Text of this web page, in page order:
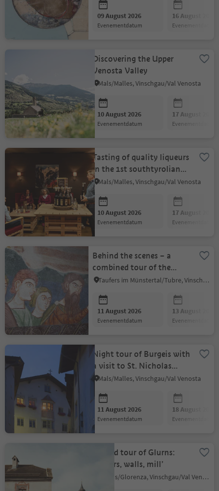
09 August 2026
evenementdatum
16 August 2026
evenementdatum
Discovering the Upper
Venosta Valley
Mals/Malles, Vinschgau/Val Venosta
10 August 2026
evenementdatum
17 August 2026
evenementdatum
Tasting of quality liqueurs
in the 1st southtyrolian
organic quality distillery
Mals/Malles, Vinschgau/Val Venosta
10 August 2026
evenementdatum
17 August 2026
evenementdatum
Behind the scenes – a
combined tour of the
central apse and the
Taufers im Münstertal/Tubre, Vinschgau/Val Venosta
11 August 2026
evenementdatum
13 August 2026
evenementdatum
Night tour of Burgeis with
a visit to St. Nicholas
Church
Mals/Malles, Vinschgau/Val Venosta
11 August 2026
evenementdatum
18 August 2026
evenementdatum
Guided tour of Glurns:
‘Towers, walls, mill’
Glurns/Glorenza, Vinschgau/Val Venosta